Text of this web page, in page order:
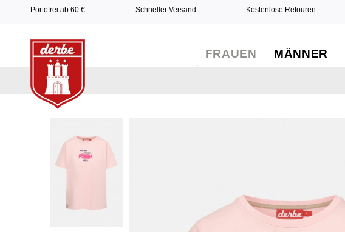
Portofrei ab 60 € Schneller Versand Kostenlose Retouren
FRAUEN MÄNNER